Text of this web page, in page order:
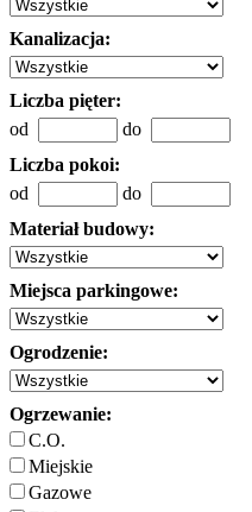
Kanalizacja:
Liczba pięter:
od
do
Liczba pokoi:
od
do
Materiał budowy:
Miejsca parkingowe:
Ogrodzenie:
Ogrzewanie:
C.O.
Miejskie
Gazowe